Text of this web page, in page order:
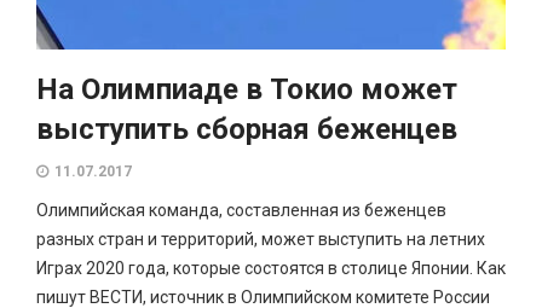
На Олимпиаде в Токио может
выступить сборная беженцев
11.07.2017
Олимпийская команда, составленная из беженцев
разных стран и территорий, может выступить на летних
Играх 2020 года, которые состоятся в столице Японии. Как
пишут ВЕСТИ, источник в Олимпийском комитете России